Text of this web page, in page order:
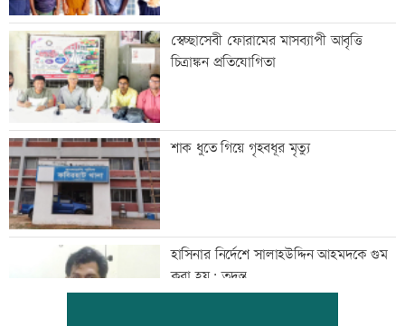
স্বেচ্ছাসেবী ফোরামের মাসব্যাপী আবৃত্তি
চিত্রাঙ্কন প্রতিযোগিতা
শাক ধুতে গিয়ে গৃহবধূর মৃত্যু
হাসিনার নির্দেশে সালাহউদ্দিন আহমদকে গুম
করা হয়: তদন্ত